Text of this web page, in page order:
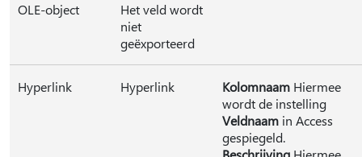
OLE-object
Het veld wordt
niet
geëxporteerd
Hyperlink Hyperlink Kolomnaam Hiermee
wordt de instelling
Veldnaam in Access
gespiegeld.